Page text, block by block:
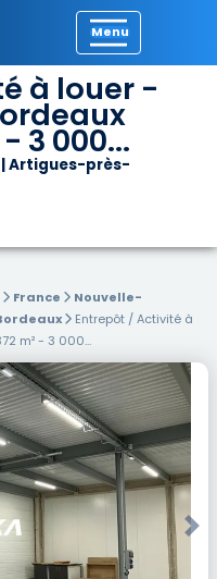
à louer -
3 000...
| Artigues-près-
France
Nouvelle-
Entrepôt / Activité à
m² - 3 000...